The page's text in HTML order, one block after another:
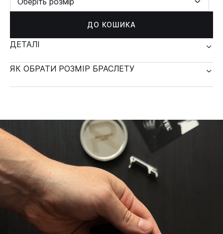
ДО КОШИКА
ДЕТАЛІ
ЯК ОБРАТИ РОЗМІР БРАСЛЕТУ